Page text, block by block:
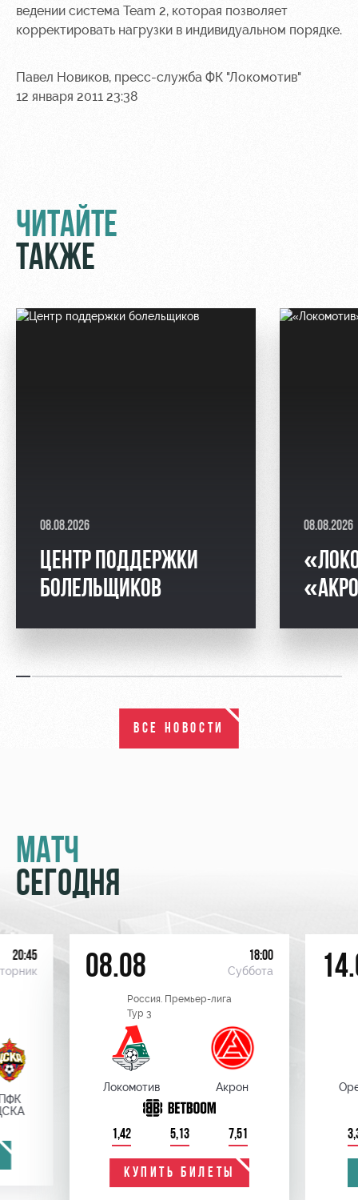
ведении система Team 2, которая позволяет
корректировать нагрузки в индивидуальном порядке.
Павел Новиков, пресс-служба ФК "Локомотив"
12 января 2011 23:38
ЧИТАЙТЕ
ТАКЖЕ
08.08.2026
ЦЕНТР ПОДДЕРЖКИ
БОЛЕЛЬЩИКОВ
08.08.2026
ВСЕ НОВОСТИ
МАТЧ
СЕГОДНЯ
20:45 08.08 18:00
Суббота
Россия. Премьер-лига
Тур 3
Локомотив Акрон
1,42 5,13 7,51
КУПИТЬ БИЛЕТЫ